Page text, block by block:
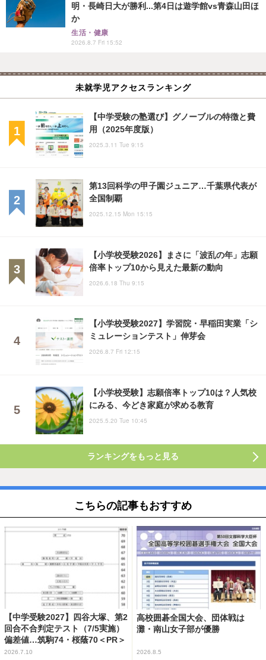
明・長崎日大が勝利...第4日は遊学館vs青森山田ほ
か
生活・健康
2026.8.7 Fri 15:52
未就学児アクセスランキング
【中学受験の塾選び】グノーブルの特徴と費
用（2025年度版）
2025.3.11 Tue 9:15
第13回科学の甲子園ジュニア…千葉県代表が
全国制覇
2025.12.15 Mon 15:15
【小学校受験2026】まさに「波乱の年」志願
倍率トップ10から見えた最新の動向
2026.6.18 Thu 9:15
【小学校受験2027】学習院・早稲田実業「シ
ミュレーションテスト」伸芽会
2026.8.7 Fri 12:15
【小学校受験】志願倍率トップ10は？人気校
にみる、今どき家庭が求める教育
2025.5.20 Tue 10:45
ランキングをもっと見る
こちらの記事もおすすめ
【中学受験2027】四谷大塚、第2
回合不合判定テスト（7/5実施）
偏差値…筑駒74・桜蔭70＜PR＞
2026.7.10
高校囲碁全国大会、団体戦は
灘・南山女子部が優勝
2026.8.5